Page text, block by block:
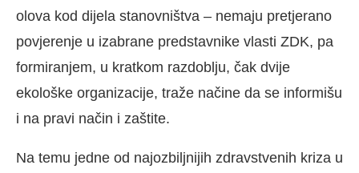
olova kod dijela stanovništva – nemaju pretjerano
povjerenje u izabrane predstavnike vlasti ZDK, pa
formiranjem, u kratkom razdoblju, čak dvije
ekološke organizacije, traže načine da se informišu
i na pravi način i zaštite.
Na temu jedne od najozbiljnijih zdravstvenih kriza u